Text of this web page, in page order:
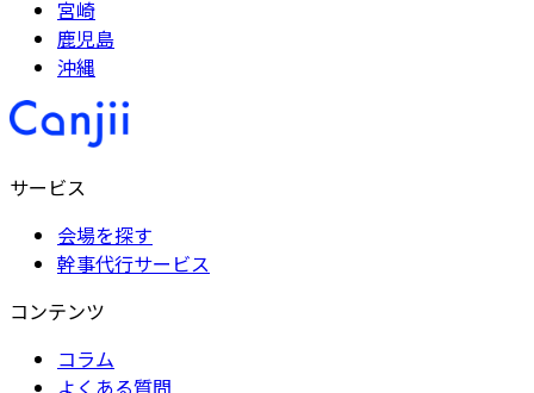
宮崎
鹿児島
沖縄
サービス
会場を探す
幹事代行サービス
コンテンツ
コラム
よくある質問